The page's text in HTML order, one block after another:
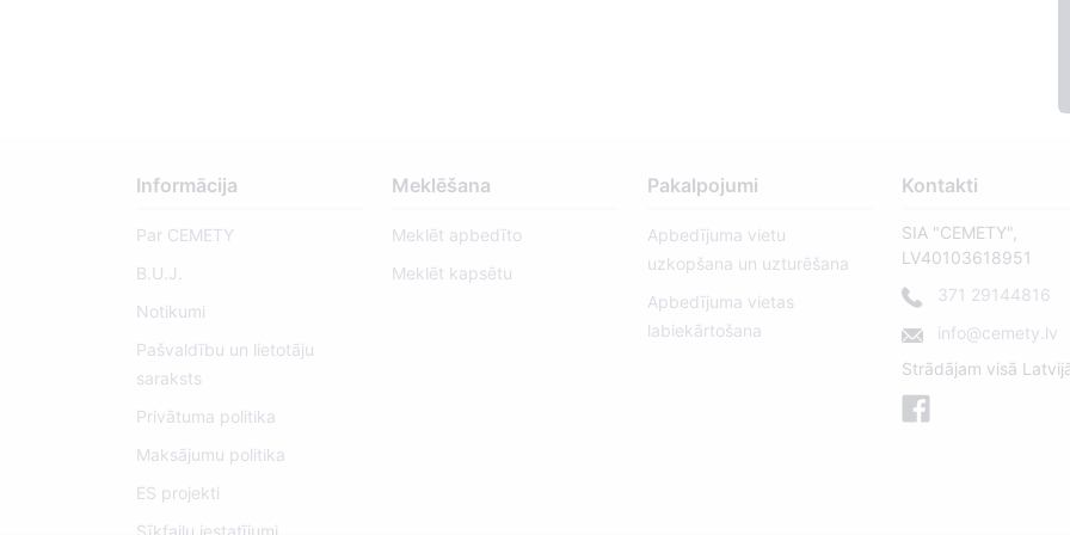
Informācija
Par CEMETY
B.U.J.
Notikumi
Pašvaldību un lietotāju
saraksts
Privātuma politika
Maksājumu politika
ES projekti
Meklēšana
Meklēt apbedīto
Meklēt kapsētu
Pakalpojumi
Apbedījuma vietu
uzkopšana un uzturēšana
Apbedījuma vietas
labiekārtošana
Kontakti
SIA "CEMETY",
LV40103618951
371 29144816
info@cemety.lv
Strādājam visā